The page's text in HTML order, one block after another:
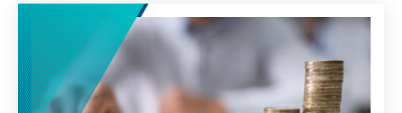
Gesetz für deutsche Unternehmen verändert,
die in Asien tätig sind. Welche
Herausforderungen sehen sie, wie wurden
menschenrechtliche Sorgfaltspflichten von
Unternehmen bisher umgesetzt?